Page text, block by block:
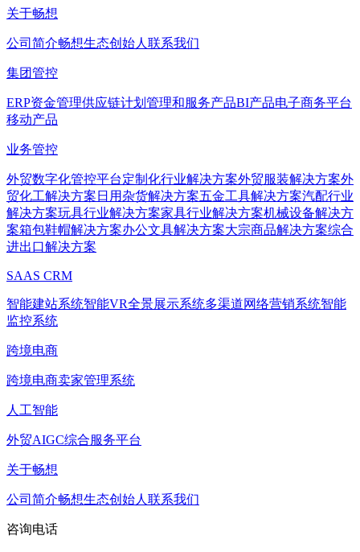
关于畅想
公司简介畅想生态创始人 联系我们
集团管控
ERP资金管理供应链计划管理和服务产品BI产品电子商务平台
移动产品
业务管控
外贸数字化管控平台定制化行业解决方案外贸服装解决方案外
贸化工解决方案 日用杂货解决方案五金工具解决方案汽配行业
解决方案玩具行业解决方案家具行业解决方案机械设备解决方
案箱包鞋帽解决方案办公文具解决方案大宗商品解决方案综合
进出口解决方案
SAAS CRM
智能建站系统智能VR全景展示系统多渠道网络营销系统智能
监控系统
跨境电商
跨境电商卖家管理系统
人工智能
外贸AIGC综合服务平台
关于畅想
公司简介畅想生态创始人 联系我们
咨询电话